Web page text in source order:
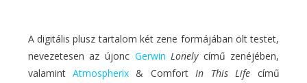
A digitális plusz tartalom két zene formájában ölt testet,
nevezetesen az újonc Gerwin Lonelycímű zenéjében,
valamint Atmospherix& Comfort In This Life című